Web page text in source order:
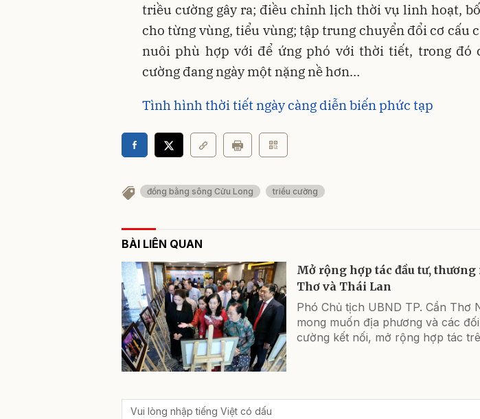
triều cường gây ra; điều chỉnh lịch thời vụ linh hoạt,
cho từng vùng, tiểu vùng; tập trung chuyển đổi cơ cấu
nuôi phù hợp với để ứng phó với thời tiết, trong đó
cường đang ngày một nặng nề hơn…
Tình hình thời tiết ngày càng diễn biến phức tạp
đồng bằng sông Cửu Long triều cường
BÀI LIÊN QUAN
Mở rộng hợp tác đầu tư, thương
Thơ và Thái Lan
Phó Chủ tịch UBND TP. Cần Thơ
mong muốn địa phương và các
cường kết nối, mở rộng hợp tác